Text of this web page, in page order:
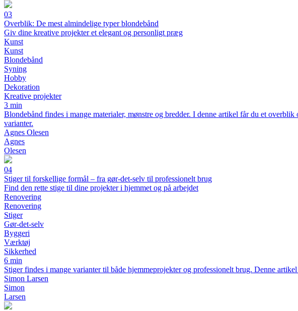
03
Overblik: De mest almindelige typer blondebånd
Giv dine kreative projekter et elegant og personligt præg
Kunst
Kunst
Blondebånd
Syning
Hobby
Dekoration
Kreative projekter
3 min
Blondebånd findes i mange materialer, mønstre og bredder. I denne artikel får du et
varianter.
Agnes Olesen
Agnes
Olesen
04
Stiger til forskellige formål – fra gør-det-selv til professionelt brug
Find den rette stige til dine projekter i hjemmet og på arbejdet
Renovering
Renovering
Stiger
Gør-det-selv
Byggeri
Værktøj
Sikkerhed
6 min
Stiger findes i mange varianter til både hjemmeprojekter og professionelt brug. Denne
Simon Larsen
Simon
Larsen